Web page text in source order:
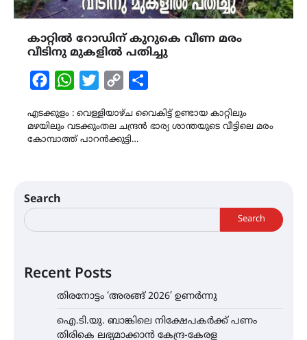
കാറ്റിൽ റോഡിന് കുറുകെ വീണ മരം
വീടിനു മുകളിൽ പതിച്ചു
FacebookWhatsAppTwitterCopy
എടക്കുളം : വെള്ളിയാഴ്ച വൈകിട്ട് ഉണ്ടായ കാറ്റിലും
മഴയിലും വടക്കുംതല ചന്ദ്രൻ ഭാര്യ ശാന്തയുടെ വീട്ടിലെ മരം
കോമ്പാത്ത് പാറൻക്കുട്ടി…
Search
Search
Recent Posts
തിരനോട്ടം ‘അരങ്ങ് 2026’ ഉണർന്നു
ഐ.ടി.യു. ബാങ്കിലെ നിക്ഷേപകർക്ക് പണം
തിരികെ ലഭ്യമാക്കാൻ കേന്ദ്ര-കേരള